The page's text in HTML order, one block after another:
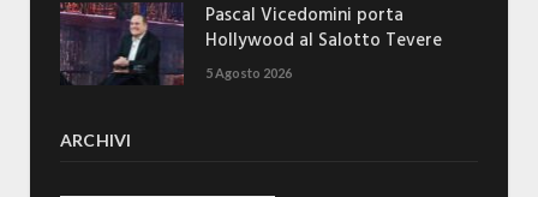
Pascal Vicedomini porta
Hollywood al Salotto Tevere
5 Agosto 2026
ARCHIVI